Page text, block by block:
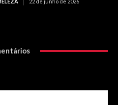
22 de junho de 2026